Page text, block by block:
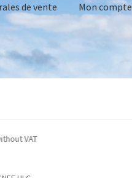
de vente Mon compte
without VAT